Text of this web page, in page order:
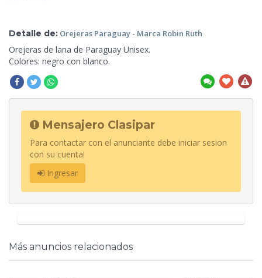
Detalle de: Orejeras Paraguay - Marca Robin Ruth
Orejeras de lana de Paraguay Unisex.
Colores: negro con blanco.
Mensajero Clasipar
Para contactar con el anunciante debe iniciar sesion
con su cuenta!
Ingresar
Más anuncios relacionados